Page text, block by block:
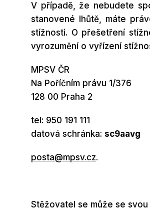
V případě, že nebudete
stanovené lhůtě, máte
stížnosti. O přešetření
vyrozumění o vyřízení
MPSV ČR
Na Poříčním právu 1/376
128 00 Praha 2
tel: 950 191 111
datová schránka: sc9aavg
posta@mpsv.cz.
Stěžovatel se může se